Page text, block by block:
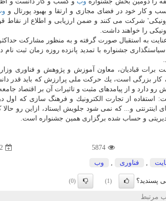
و كار خود در فضای مجازی و ارتقا و بهبود پورتال و
شركت می كنند و ضمن ارزیابی و اطلاع از
را خواهند داشت.
به استقبال صورت گرفته و به منظور مشاركت
برات قبادیان، معاون آموزش و پژوهش و فناوری
كار بزرگی است، یك حركت ملی پرارزش كه باید قدر
رو دارد و از پیامدهای مثبت و تاثیرات آن بر اقتصاد
استفاده از تجارت الكترونیك و فرهنگ سازی كه
و... كه نمی شود جلویش ایستاد، ازاین رو
و حساب شده برگزاری همین جشنواره است.
5874
فناوری وب
پسندید؟ (1)
(0)
مرتبط